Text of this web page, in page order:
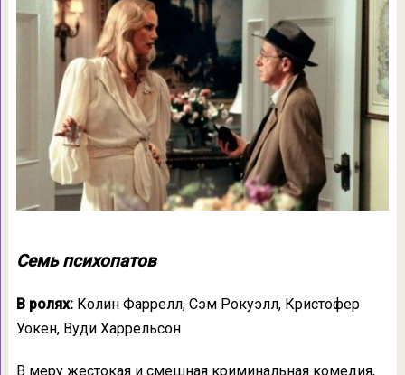
Семь психопатов
В ролях:Колин Фаррелл, Сэм Рокуэлл, Кристофер
Уокен, Вуди Харрельсон
В меру жестокая и смешная криминальная комедия,